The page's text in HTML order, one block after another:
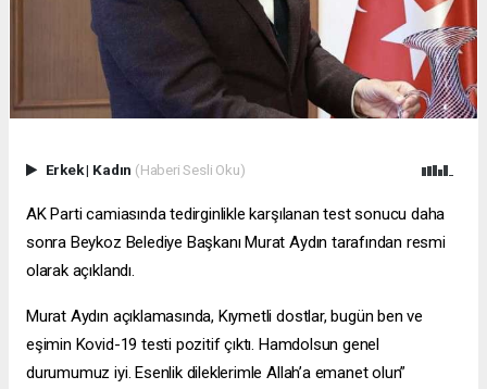
Erkek| Kadın (Haberi Sesli Oku)
AK Parti camiasında tedirginlikle karşılanan test sonucu daha
sonra Beykoz Belediye Başkanı Murat Aydın tarafından resmi
olarak açıklandı.
Murat Aydın açıklamasında, Kıymetli dostlar, bugün ben ve
eşimin Kovid-19 testi pozitif çıktı. Hamdolsun genel
durumumuz iyi. Esenlik dileklerimle Allah’a emanet olun”